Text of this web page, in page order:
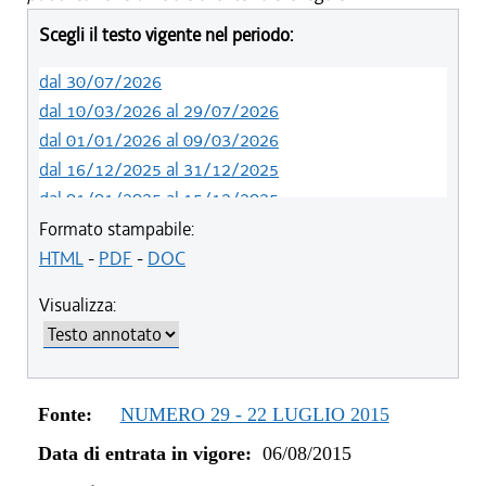
Scegli il testo vigente nel periodo:
dal 30/07/2026
dal 10/03/2026 al 29/07/2026
dal 01/01/2026 al 09/03/2026
dal 16/12/2025 al 31/12/2025
dal 01/01/2025 al 15/12/2025
dal 01/01/2024 al 31/12/2024
dal 23/02/2023 al 31/12/2023
dal 14/06/2022 al 31/12/2022
dal 06/11/2021 al 31/12/2021
dal 12/08/2021 al 05/11/2021
dal 20/05/2021 al 11/08/2021
dal 01/01/2021 al 26/04/2021
Formato stampabile:
HTML- PDF - DOC
Visualizza:
Fonte:
NUMERO 29 - 22 LUGLIO 2015
Data di entrata in vigore: 06/08/2015